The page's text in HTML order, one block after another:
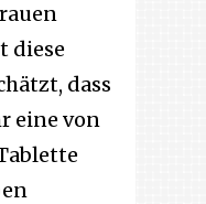
diese
dass
eine von